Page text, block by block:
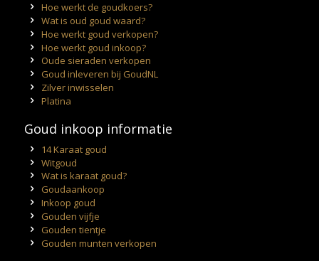
Hoe werkt de goudkoers?
Wat is oud goud waard?
Hoe werkt goud verkopen?
Hoe werkt goud inkoop?
Oude sieraden verkopen
Goud inleveren bij GoudNL
Zilver inwisselen
Platina
Goud inkoop informatie
14 Karaat goud
Witgoud
Wat is karaat goud?
Goudaankoop
Inkoop goud
Gouden vijfje
Gouden tientje
Gouden munten verkopen